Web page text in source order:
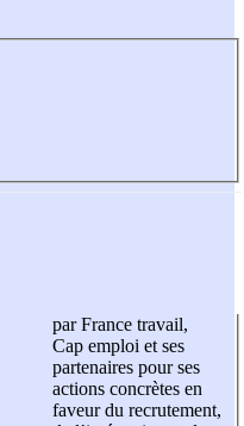
par France travail,
Cap emploi et ses
partenaires pour ses
actions concrètes en
faveur du recrutement,